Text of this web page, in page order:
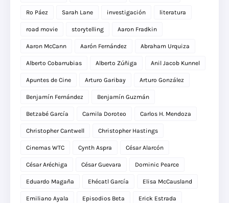
Ro Páez Sarah Lane investigación literatura
road movie storytelling Aaron Fradkin
Aaron McCann Aarón Fernández Abraham Urquiza
Alberto Cobarrubias Alberto Zúñiga Anil Jacob Kunnel
Apuntes de Cine Arturo Garibay Arturo González
Benjamín Fernández Benjamín Guzmán
Betzabé García Camila Doroteo Carlos H. Mendoza
Christopher Cantwell Christopher Hastings
Cinemas WTC Cynth Aspra César Alarcón
César Aréchiga César Guevara Dominic Pearce
Eduardo Magaña Ehécatl García Elisa McCausland
Emiliano Ayala Episodios Beta Erick Estrada